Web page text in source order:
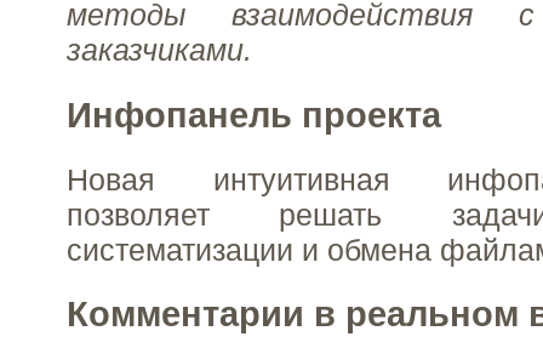
методы взаимодействия
заказчиками.
Инфопанель проекта
Новая интуитивная
позволяет решать
систематизации и обмена
Комментарии в реальном